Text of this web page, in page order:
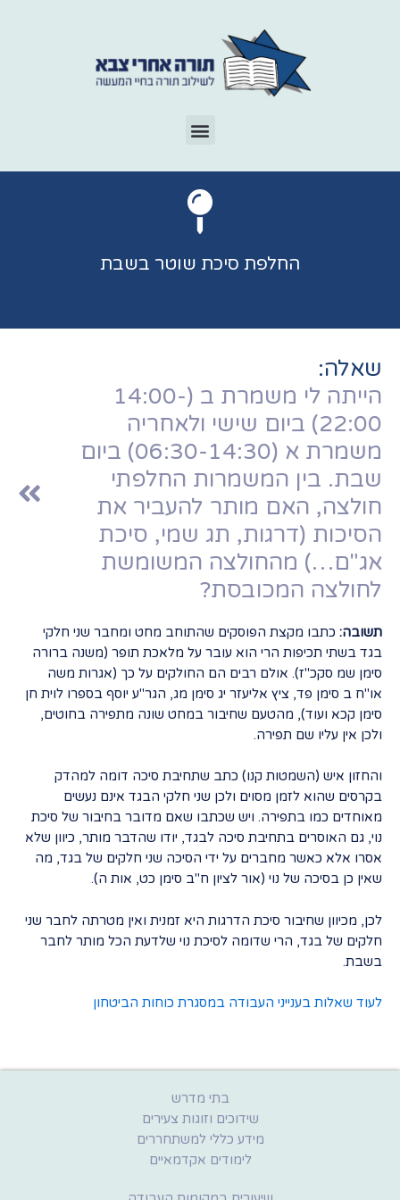
החלפת סיכת שוטר בשבת
שאלה:
הייתה לי משמרת ב (14:00-
22:00) ביום שישי ולאחריה
משמרת א (06:30-14:30) ביום
שבת. בין המשמרות החלפתי
חולצה, האם מותר להעביר את
הסיכות (דרגות, תג שמי, סיכת
אג"ם…) מהחולצה המשומשת
לחולצה המכובסת?
תשובה: כתבו מקצת הפוסקים שהתוחב מחט ומחבר שני חלקי
בגד בשתי תכיפות הרי הוא עובר על מלאכת תופר (משנה ברורה
סימן שמ סקכ"ז). אולם רבים הם החולקים על כך (אגרות משה
או"ח ב סימן פד, ציץ אליעזר יג סימן מג, הגר"ע יוסף בספרו לוית חן
סימן קכא ועוד), מהטעם שחיבור במחט שונה מתפירה בחוטים,
ולכן אין עליו שם תפירה.
והחזון איש (השמטות קנו) כתב שתחיבת סיכה דומה למהדק
בקרסים שהוא לזמן מסוים ולכן שני חלקי הבגד אינם נעשים
מאוחדים כמו בתפירה. ויש שכתבו שאם מדובר בחיבור של סיכת
נוי, גם האוסרים בתחיבת סיכה לבגד, יודו שהדבר מותר, כיוון שלא
אסרו אלא כאשר מחברים על ידי הסיכה שני חלקים של בגד, מה
שאין כן בסיכה של נוי (אור לציון ח"ב סימן כט, אות ה).
לכן, מכיוון שחיבור סיכת הדרגות היא זמנית ואין מטרתה לחבר שני
חלקים של בגד, הרי שדומה לסיכת נוי שלדעת הכל מותר לחבר
בשבת.
לעוד שאלות בענייני העבודה במסגרת כוחות הביטחון
בתי מדרש
שידוכים וזוגות צעירים
מידע כללי למשתחררים
לימודים אקדמאיים